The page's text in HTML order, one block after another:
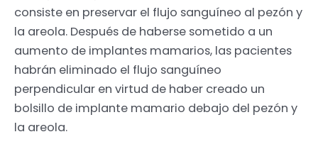
consiste en preservar el flujo sanguíneo al pezón y
la areola. Después de haberse sometido a un
aumento de implantes mamarios, las pacientes
habrán eliminado el flujo sanguíneo
perpendicular en virtud de haber creado un
bolsillo de implante mamario debajo del pezón y
la areola.